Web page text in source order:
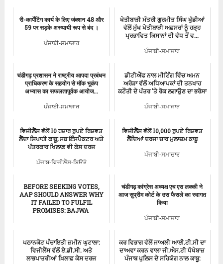
री-कार्पेटिंग कार्य के लिए जंक्शन 48 और
59 पर सड़के अस्थायी रूप से बंद ।
ਪੰਜਾਬੀ-ਸਮਾਚਾਰ
ਖੇਤੀਬਾੜੀ ਮੰਤਰੀ ਗੁਰਮੀਤ ਸਿੰਘ ਖੁੱਡੀਆਂ
ਵੱਲੋਂ ਮੁੱਖ ਖੇਤੀਬਾੜੀ ਅਫ਼ਸਰਾਂ ਨੂੰ ਹੜ੍ਹ
ਪ੍ਰਭਾਵਿਤ ਕਿਸਾਨਾਂ ਦੀ ਵੱਧ ਤੋਂ ਵ...
ਪੰਜਾਬੀ-ਸਮਾਚਾਰ
चंडीगढ़ प्रशासन ने राष्ट्रीय आपदा प्रबंधन
प्राधिकरण के सहयोग से मॉक भूकंप
अभ्यास का सफलतापूर्वक आयोज...
ਪੰਜਾਬੀ-ਸਮਾਚਾਰ
ਡੀਟੀਐੱਫ ਨਾਲ ਮੀਟਿੰਗ ਵਿੱਚ ਅਮਨ
ਅਰੋੜਾ ਵੱਲੋਂ ਅਧਿਆਪਕਾਂ ਦੀ ਤਨਖਾਹ
ਕਟੌਤੀ ਦੇ ਪੱਤਰ 'ਤੇ ਰੋਕ ਲਗਾਉਣ ਦਾ ਭਰੋਸਾ
ਪੰਜਾਬੀ-ਸਮਾਚਾਰ
ਵਿਜੀਲੈਂਸ ਵੱਲੋਂ 10 ਹਜ਼ਾਰ ਰੁਪਏ ਰਿਸ਼ਵਤ
ਲੈਂਦਾ ਸਿਪਾਹੀ ਕਾਬੂ; ਸਬ ਇੰਸਪੈਕਟਰ ਅਤੇ
ਪੱਤਰਕਾਰ ਖਿਲਾਫ਼ ਵੀ ਕੇਸ ਦਰਜ
ਪੰਜਾਬ-ਵਿਜੀਲੈਂਸ-ਬਿਊਰੋ
ਵਿਜੀਲੈਂਸ ਵੱਲੋਂ 10,000 ਰੁਪਏ ਰਿਸ਼ਵਤ
ਲੈਂਦਿਆਂ ਦਰਜਾ ਚਾਰ ਮੁਲਾਜ਼ਮ ਕਾਬੂ
ਪੰਜਾਬੀ-ਸਮਾਚਾਰ
BEFORE SEEKING VOTES,
AAP SHOULD ANSWER WHY
IT FAILED TO FULFIL
PROMISES: BAJWA
चंडीगढ़ कांग्रेस अध्यक्ष एच एस लक्की ने
आज सुप्रीम कोर्ट के उस फैसले का स्वागत
किया
ਪੰਜਾਬੀ-ਸਮਾਚਾਰ
ਪਠਾਨਕੋਟ ਪੰਚਾਇਤੀ ਜ਼ਮੀਨ ਘੁਟਾਲਾ:
ਵਿਜੀਲੈਂਸ ਵੱਲੋਂ ਏ.ਡੀ.ਸੀ. ਅਤੇ
ਲਾਭਪਾਤਰੀਆਂ ਖ਼ਿਲਾਫ਼ ਕੇਸ ਦਰਜ
ਕਰ ਵਿਭਾਗ ਵੱਲੋਂ ਜਾਅਲੀ ਆਈ.ਟੀ.ਸੀ ਦਾ
ਦਾਅਵਾ ਕਰਨ ਵਾਲਾ ਜੀ.ਐਸ.ਟੀ ਧੋਖੇਬਾਜ਼
ਪੰਜਾਬ ਪੁਲਿਸ ਦੇ ਸਹਿਯੋਗ ਨਾਲ ਕਾਬੂ: